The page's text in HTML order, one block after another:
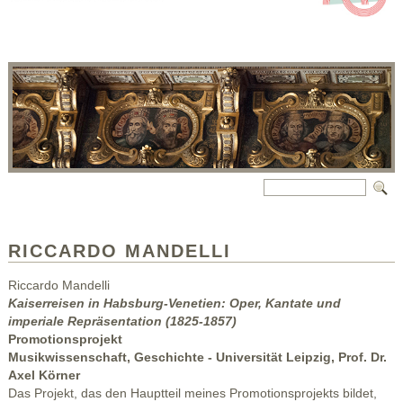
RICCARDO MANDELLI
Riccardo Mandelli
Kaiserreisen in Habsburg-Venetien: Oper, Kantate und
imperiale Repräsentation (1825-1857)
Promotionsprojekt
Musikwissenschaft, Geschichte - Universität Leipzig, Prof. Dr.
Axel Körner
Das Projekt, das den Hauptteil meines Promotionsprojekts bildet,